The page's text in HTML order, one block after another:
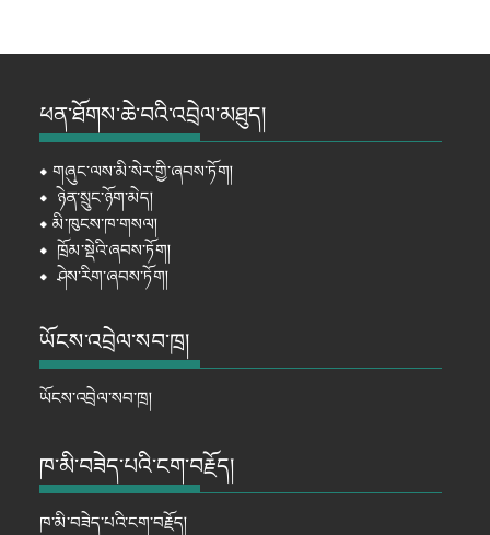
ཕན་ཐོགས་ཆེ་བའི་འབྲེལ་མཐུད།
⦁གཞུང་ལས་མི་སེར་གྱི་ཞབས་ཏོག།
⦁ ཉེན་སྲུང་ཉོག་མེད།
⦁ མི་ཁུངས་ཁ་གསལ།
⦁ ཁྲོམ་སྡེའི་ཞབས་ཏོག།
⦁ཤེས་རིག་ཞབས་ཏོག།
ཡོངས་འབྲེལ་སབ་ཁྲ།
ཡོངས་འབྲེལ་སབ་ཁྲ།
ཁ་མི་བཟེད་པའི་ངག་བརྗོད།
ཁ་མི་བཟེད་པའི་ངག་བརྗོད།